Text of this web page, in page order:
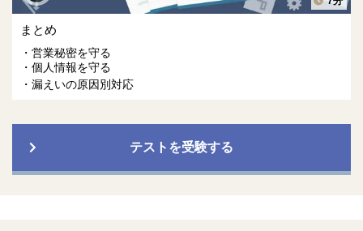
まとめ
営業秘密を守る
個人情報を守る
漏えいの原因別対応
テストを受験する